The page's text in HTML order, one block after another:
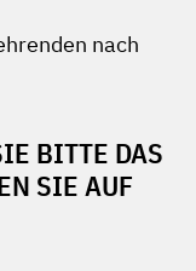
nach
BITTE DAS
SIE AUF